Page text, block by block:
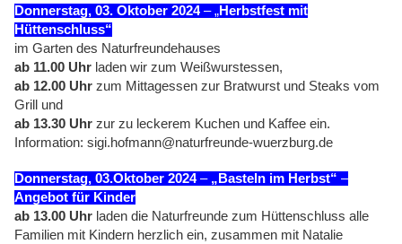
Donnerstag, 03. Oktober 2024 – „Herbstfest mit
Hüttenschluss“
im Garten des Naturfreundehauses
ab 11.00 Uhr laden wir zum Weißwurstessen,
ab 12.00 Uhr zum Mittagessen zur Bratwurst und Steaks vom
Grill und
ab 13.30 Uhr zur zu leckerem Kuchen und Kaffee ein.
Information: sigi.hofmann@naturfreunde-wuerzburg.de
Donnerstag, 03.Oktober 2024 – „Basteln im Herbst“ –
Angebot für Kinder
ab 13.00 Uhr laden die Naturfreunde zum Hüttenschluss alle
Familien mit Kindern herzlich ein, zusammen mit Natalie